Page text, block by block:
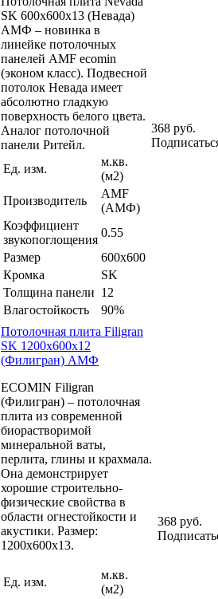
SK 600x600x13 (Невада)
АМФ – новинка в
линейке потолочных
панелей AMF ecomin
(эконом класс). Подвесной
потолок Невада имеет
абсолютно гладкую
поверхность белого цвета.
Аналог потолочной
панели Ритейл.
Ед. изм.
м.кв.
(м2)
Производитель
AMF
(АМФ)
Коэффициент
звукопоглощения
0.55
Размер
600x600
Кромка
SK
Толщина панели 12
Влагостойкость
90%
368 руб.
Потолочная плита Filigran
SK 1200x600x12
(Филигран) АМФ
ECOMIN Filigran
(Филигран) – потолочная
плита из современной
биорастворимой
минеральной ваты,
перлита, глины и крахмала.
Она демонстрирует
хорошие строительно-
физические свойства в
области огнестойкости и
акустики. Размер:
1200x600x13.
Ед. изм.
м.кв.
(м2)
368 руб.